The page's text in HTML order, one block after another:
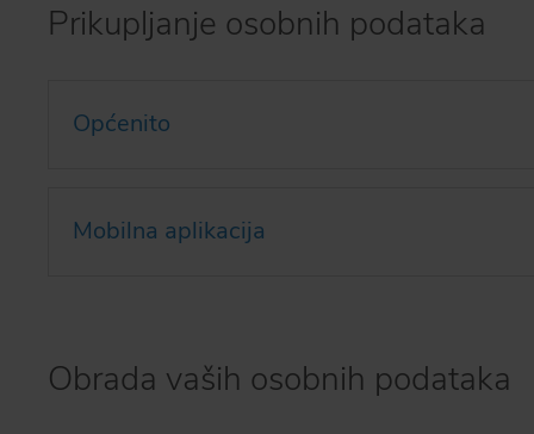
Prikupljanje osobnih podataka
Općenito
Mobilna aplikacija
Obrada vaših osobnih podataka